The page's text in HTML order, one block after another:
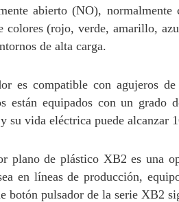
abierto (NO),
colores (rojo, verde, amarillo,
de alta carga.
es compatible con agujeros
están equipados con un grado
su vida eléctrica puede
plano de plástico XB2 es una
en líneas de producción,
botón pulsador de la serie XB2